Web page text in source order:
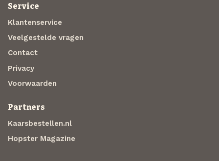
Service
Klantenservice
Veelgestelde vragen
Contact
Privacy
Voorwaarden
Partners
Kaarsbestellen.nl
Hopster Magazine